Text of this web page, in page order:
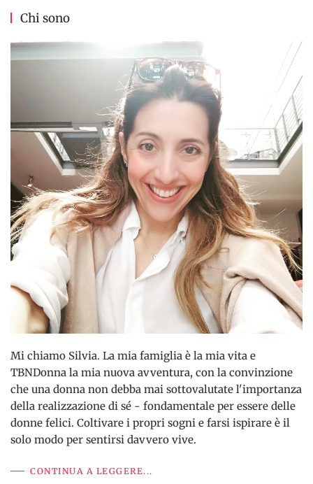
Chi sono
Mi chiamo Silvia. La mia famiglia è la mia vita e
TBNDonna la mia nuova avventura, con la convinzione
che una donna non debba mai sottovalutate l'importanza
della realizzazione di sé - fondamentale per essere delle
donne felici. Coltivare i propri sogni e farsi ispirare è il
solo modo per sentirsi davvero vive.
CONTINUA A LEGGERE...